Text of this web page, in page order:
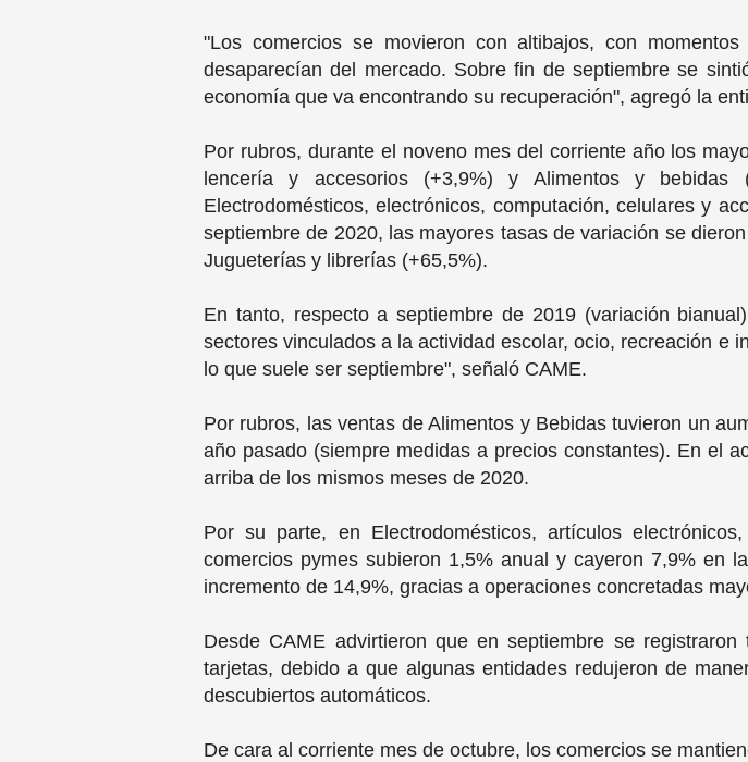
"Los comercios se movieron con altibajos, con
desaparecían del mercado. Sobre fin de septiembre se
economía que va encontrando su recuperación", agregó la
Por rubros, durante el noveno mes del corriente año los
lencería y accesorios (+3,9%) y Alimentos y
Electrodomésticos, electrónicos, computación, celulares y
septiembre de 2020, las mayores tasas de variación se
Jugueterías y librerías (+65,5%).
En tanto, respecto a septiembre de 2019 (variación
sectores vinculados a la actividad escolar, ocio, recreación e
lo que suele ser septiembre", señaló CAME.
Por rubros, las ventas de Alimentos y Bebidas tuvieron un
año pasado (siempre medidas a precios constantes). En el
arriba de los mismos meses de 2020.
Por su parte, en Electrodomésticos, artículos
comercios pymes subieron 1,5% anual y cayeron 7,9% en
incremento de 14,9%, gracias a operaciones concretadas
Desde CAME advirtieron que en septiembre se
tarjetas, debido a que algunas entidades redujeron de
descubiertos automáticos.
De cara al corriente mes de octubre, los comercios se